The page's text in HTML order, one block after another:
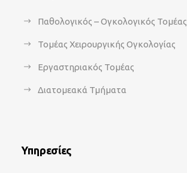
Παθολογικός – Ογκολογικός Τομέας
Τομέας Χειρουργικής Ογκολογίας
Εργαστηριακός Τομέας
Διατομεακά Τμήματα
Υπηρεσίες